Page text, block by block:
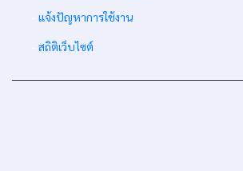
แจ้งปัญหาการใช้งาน
สถิติเว็บไซต์